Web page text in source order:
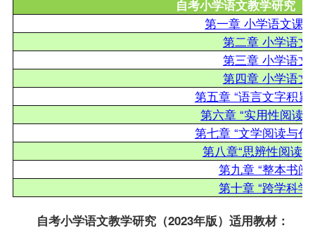
自考小学语文教学研究（
第一章 小学语文课
第二章 小学语文
第三章 小学语文
第四章 小学语文
第五章 “语言文字积累
第六章 “实用性阅读
第七章 “文学阅读与创
第八章“思辨性阅读
第九章 “整本书阅
第十章 “跨学科学
自考小学语文教学研究（2023年版）适用教材：